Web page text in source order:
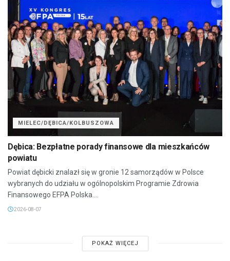
MIELEC/DĘBICA/KOLBUSZOWA
Dębica: Bezpłatne porady finansowe dla mieszkańców
powiatu
Powiat dębicki znalazł się w gronie 12 samorządów w Polsce
wybranych do udziału w ogólnopolskim Programie Zdrowia
Finansowego EFPA Polska....
2026-08-07
POKAŻ WIĘCEJ